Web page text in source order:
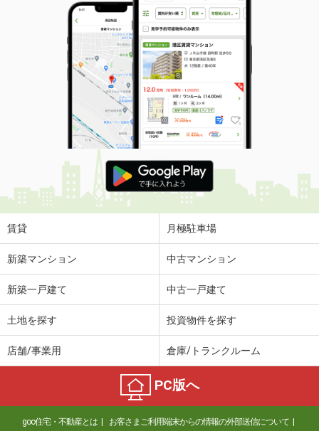
賃貸 月極駐車場
新築マンション 中古マンション
新築一戸建て 中古一戸建て
土地を探す 投資物件を探す
店舗/事業用 倉庫/トランクルーム
PC版へ
goo住宅・不動産とは お客さまご利用端末からの情報の外部送信について